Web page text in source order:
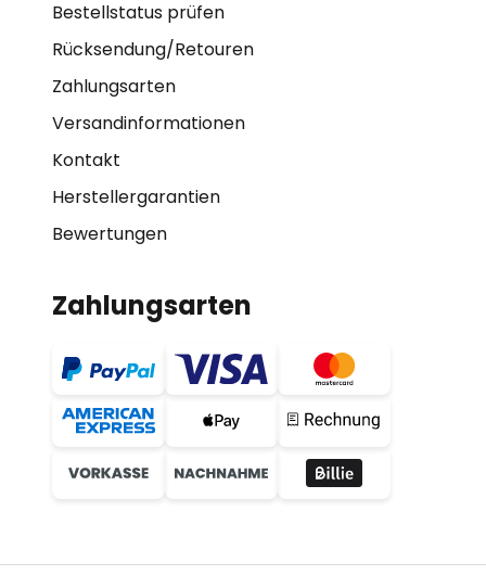
Bestellstatus prüfen
Rücksendung/Retouren
Zahlungsarten
Versandinformationen
Kontakt
Herstellergarantien
Bewertungen
Zahlungsarten